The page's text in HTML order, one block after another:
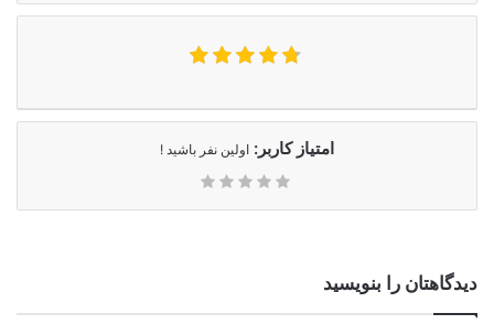
امتیاز کاربر: اولین نفر باشید !
دیدگاهتان را بنویسید